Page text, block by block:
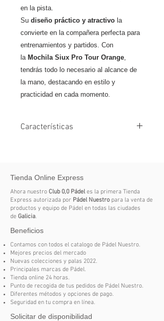
en la pista.
Su diseño práctico y atractivo la
convierte en la compañera perfecta para
entrenamientos y partidos. Con
la Mochila Siux Pro Tour Orange,
tendrás todo lo necesario al alcance de
la mano, destacando en estilo y
practicidad en cada momento.
Características
Compartimento para Zapatillas Sí
Compartimento Térmico No
Tipo Mochilas
Producto Paleteros
Tienda Online Express
Ahora nuestro Club 0,0 Pádel es la primera Tienda
Express autorizada por Pádel Nuestro para la venta de
productos y equipo de Pádel en todas las ciudades
de Galicia.
Beneficios
Contamos con todos el catalogo de Pádel Nuestro.
Mejores precios del mercado
Nuevas colecciones y palas 2022.
Principales marcas de Pádel.
Tienda online 24 horas.
Punto de recogida de tus pedidos de Pádel Nuestro.
Diferentes métodos y opciones de pago.
Seguridad en tu compra en línea.
Solicitar de disponibilidad